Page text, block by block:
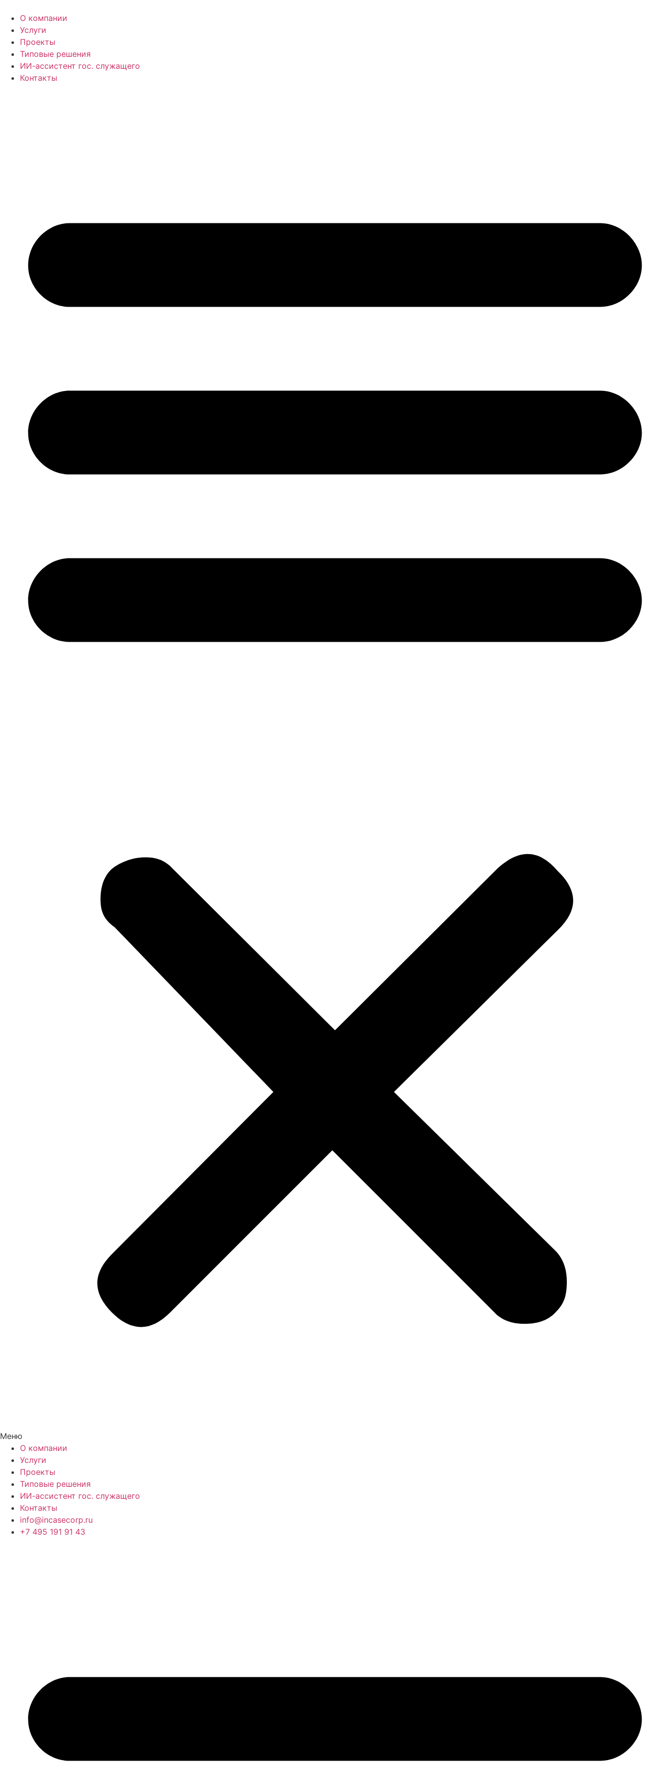
содержимому
О компании
Услуги
Проекты
Типовые решения
ИИ-ассистент гос. служащего
Контакты
Меню
О компании
Услуги
Проекты
Типовые решения
ИИ-ассистент гос. служащего
Контакты
info@incasecorp.ru
+7 495 191 91 43